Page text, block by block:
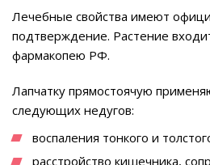
Лечебные свойства имеют
подтверждение. Растение
фармакопею РФ.
Лапчатку прямостоячую
следующих недугов:
воспаления тонкого и
расстройство кишечника,